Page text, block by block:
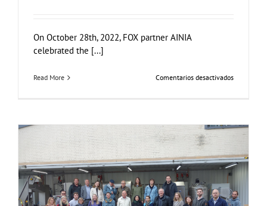
On October 28th, 2022, FOX partner AINIA
celebrated the [...]
Read More Comentarios desactivadosen
Spain
FOX Segment Meeting in the Bodensee region, Germany